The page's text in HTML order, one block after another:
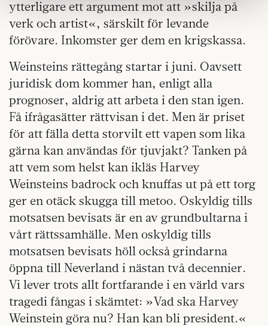
samlat in när du har använt deras tjänster.
Om du vill läsa mer om hur vi hanterar personuppgifter
kan du göra dethär.
ytterligare ett argument mot att »skilja på
verk och artist«, särskilt för levande
förövare. Inkomster ger dem en krigskassa.
Weinsteins rättegång startar i juni. Oavsett
juridisk dom kommer han, enligt alla
prognoser, aldrig att arbeta i den stan igen.
Få ifrågasätter rättvisan i det. Men är priset
för att fälla detta storvilt ett vapen som lika
gärna kan användas för tjuvjakt? Tanken på
att vem som helst kan ikläs Harvey
Weinsteins badrock och knuffas ut på ett torg
ger en otäck skugga till metoo. Oskyldig tills
motsatsen bevisats är en av grundbultarna i
vårt rättssamhälle. Men oskyldig tills
motsatsen bevisats höll också grindarna
öppna till Neverland i nästan två decennier.
Vi lever trots allt fortfarande i en värld vars
tragedi fångas i skämtet: »Vad ska Harvey
Weinstein göra nu? Han kan bli president.«